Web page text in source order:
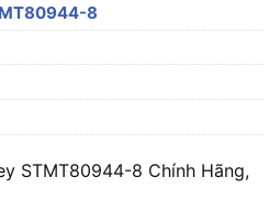
8
STMT80944-8 Chính Hãng,